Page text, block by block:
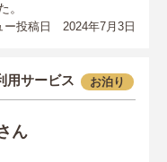
。
ー投稿日 2024年7月3日
用サービス お泊り
ん